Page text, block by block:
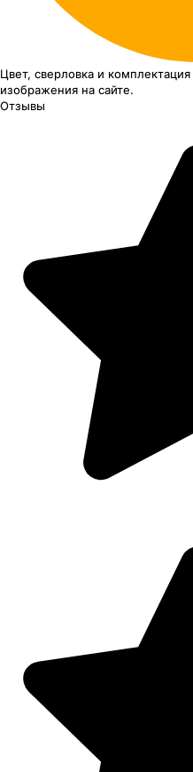
Цвет, сверловка и комплектация
изображения на сайте.
Отзывы